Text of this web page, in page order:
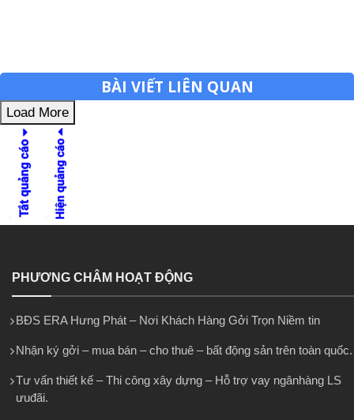
BÀI VIẾT LIÊN QUAN
Load More
PHƯƠNG CHÂM HOẠT ĐỘNG
BĐS ERA Hưng Phát – Nơi Khách Hàng Gởi Trọn Niềm tin
Nhận ký gởi – mua bán – cho thuê – bất động sản trên toàn quốc.
Tư vấn thiết kế – Thi công xây dựng – Hỗ trợ vay ngânhàng LS
ưuđãi.